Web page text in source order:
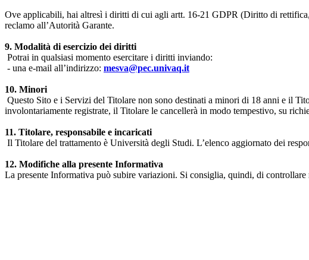
Ove applicabili, hai altresì i diritti di cui agli artt. 16-21 GDPR (Diritto di
reclamo all’Autorità Garante.
9. Modalità di esercizio dei diritti
Potrai in qualsiasi momento esercitare i diritti inviando:
- una e-mail all’indirizzo: mesva@pec.univaq.it
10. Minori
Questo Sito e i Servizi del Titolare non sono destinati a minori di 18 anni e il
involontariamente registrate, il Titolare le cancellerà in modo tempestivo, su
11. Titolare, responsabile e incaricati
Il Titolare del trattamento è Università degli Studi. L’elenco aggiornato dei
12. Modifiche alla presente Informativa
La presente Informativa può subire variazioni. Si consiglia, quindi, di